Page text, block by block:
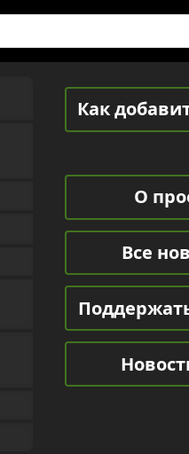
Как
О
Все